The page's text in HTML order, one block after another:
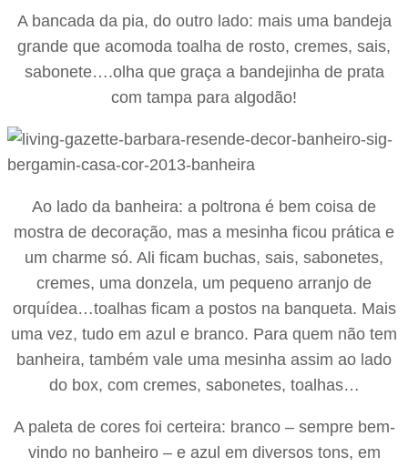
A bancada da pia, do outro lado: mais uma bandeja
grande que acomoda toalha de rosto, cremes, sais,
sabonete….olha que graça a bandejinha de prata
com tampa para algodão!
Ao lado da banheira: a poltrona é bem coisa de
mostra de decoração, mas a mesinha ficou prática e
um charme só. Ali ficam buchas, sais, sabonetes,
cremes, uma donzela, um pequeno arranjo de
orquídea…toalhas ficam a postos na banqueta. Mais
uma vez, tudo em azul e branco. Para quem não tem
banheira, também vale uma mesinha assim ao lado
do box, com cremes, sabonetes, toalhas…
A paleta de cores foi certeira: branco – sempre bem-
vindo no banheiro – e azul em diversos tons, em